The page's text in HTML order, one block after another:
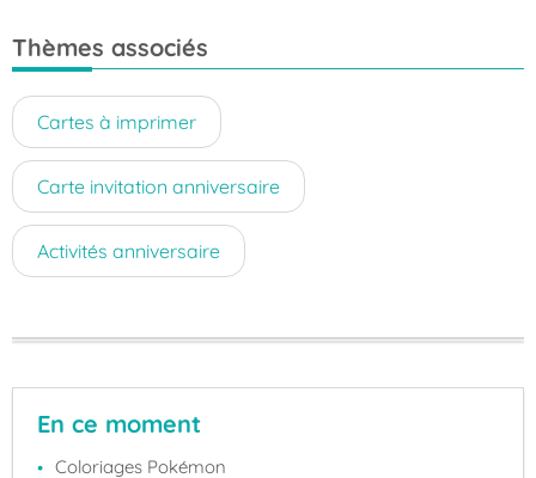
Thèmes associés
Cartes à imprimer
Carte invitation anniversaire
Activités anniversaire
En ce moment
Coloriages Pokémon